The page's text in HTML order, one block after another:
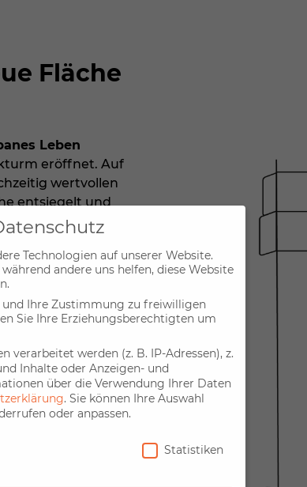
Fläche
Leben
eröffnet. Auf
wertvollen
entsiegelt und
Mobilität – direkt
außergewöhnliche
Mehrwert für
Technologien auf unserer Website.
andere uns helfen, diese Website
und Ihre Zustimmung zu freiwilligen
Sie Ihre Erziehungsberechtigten um
verarbeitet werden (z. B. IP-Adressen), z.
Inhalte oder Anzeigen- und
über die Verwendung Ihrer Daten
. Sie können Ihre Auswahl
oder anpassen.
Statistiken